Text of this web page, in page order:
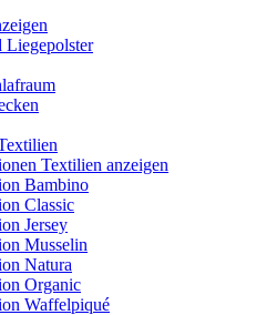
Liegepolster
Textilien anzeigen
Bambino
Classic
Jersey
Musselin
Natura
Organic
Waffelpiqué